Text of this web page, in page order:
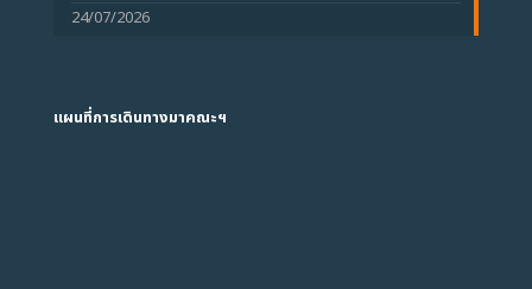
24/07/2026
แผนที่การเดินทางมาคณะฯ